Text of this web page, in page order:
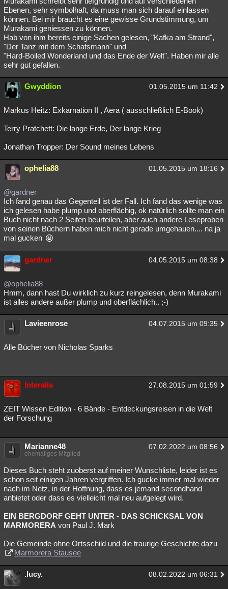
Ebenen, sehr symbolhaft, da muss man sich darauf einlassen
können. Bei mir braucht es eine gewisse Grundstimmung, um
Murakami geniessen zu können.
Hab von ihm bereits einige Sachen gelesen, "Kafka am Strand",
"Der Tanz mit dem Schafsmann" und
"Hard-Boiled Wonderland und das Ende der Welt". Haben mir alle
sehr gut gefallen.
Gwyddion 01.05.2015 um 11:42
Markus Heitz: Exkarnation II , Aera ( ausschließlich E-Book)
Terry Pratchett: Die lange Erde, Der lange Krieg
Jonathan Tropper: Der Sound meines Lebens
ophelia88 01.05.2015 um 18:16
@gardner
Ich fand genau das Gegenteil ist der Fall. Ich fand das wenige was
ich gelesen habe plump und oberflächig, ok natürlich sollte man ein
Buch nicht nach 2 Seiten beurteilen, aber auch andere Leseproben
von seinen Büchern haben mich nicht gerade umgehauen.... na ja
mal gucken
gardner 04.05.2015 um 08:38
@ophelia88
Hmm, dann hast Du wirklich zu kurz reingelesen, denn Murakami
ist alles andere außer plump und oberflächlich.. ;-)
Lavieenrose 04.07.2015 um 09:35
Alle Bücher von Nicholas Sparks
Interalia 27.08.2015 um 01:59
ZEIT Wissen Edition - 6 Bände - Entdeckungsreisen in die Welt
der Forschung
Marianne48 07.02.2022 um 08:56
ehemaliges Mitglied
Dieses Buch steht zuoberst auf meiner Wunschliste, leider ist es
schon seit einigen Jahren vergriffen. Ich gucke immer mal wieder
nach im Netz, in der Hoffnung, dass es jemand secondhand
anbietet oder dass es vielleicht mal neu aufgelegt wird.
EIN BERGDORF GEHT UNTER - DAS SCHICKSAL VON
MARMORERA von Paul J. Mark
Die Gemeinde ohne Ortsschild und die traurige Geschichte dazu
Marmorera Stausee
.lucy. 08.02.2022 um 06:31